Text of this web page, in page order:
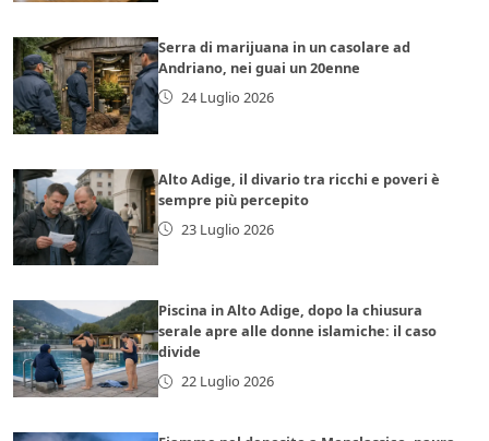
Serra di marijuana in un casolare ad
Andriano, nei guai un 20enne
24 Luglio 2026
Alto Adige, il divario tra ricchi e poveri è
sempre più percepito
23 Luglio 2026
Piscina in Alto Adige, dopo la chiusura
serale apre alle donne islamiche: il caso
divide
22 Luglio 2026